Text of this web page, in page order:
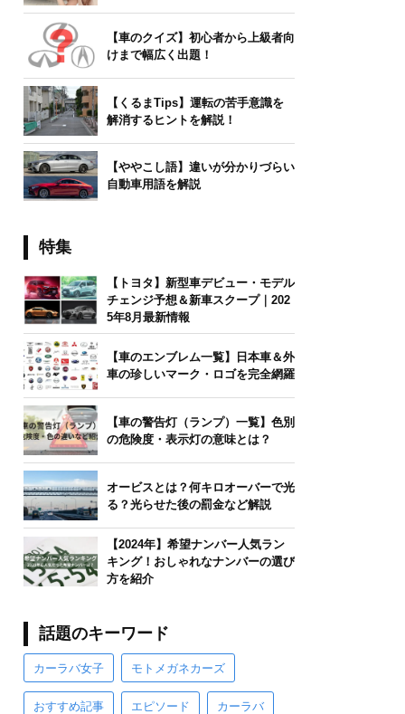
【車のクイズ】初心者から上級者向
けまで幅広く出題！
【くるまTips】運転の苦手意識を
解消するヒントを解説！
【ややこし語】違いが分かりづらい
自動車用語を解説
特集
【トヨタ】新型車デビュー・モデル
チェンジ予想＆新車スクープ｜202
5年8月最新情報
【車のエンブレム一覧】日本車＆外
車の珍しいマーク・ロゴを完全網羅
【車の警告灯（ランプ）一覧】色別
の危険度・表示灯の意味とは？
オービスとは？何キロオーバーで光
る？光らせた後の罰金など解説
【2024年】希望ナンバー人気ラン
キング！おしゃれなナンバーの選び
方を紹介
話題のキーワード
カーラバ女子 モトメガネカーズ
おすすめ記事 エピソード カーラバ